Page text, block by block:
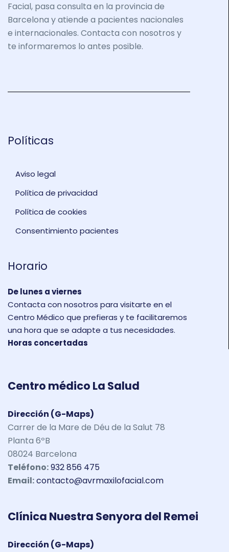
Facial, pasa consulta en la provincia de
Barcelona y atiende a pacientes nacionales
e internacionales. Contacta con nosotros y
te informaremos lo antes posible.
Políticas
Aviso legal
Política de privacidad
Política de cookies
Consentimiento pacientes
Horario
De lunes a viernes
Contacta con nosotros para visitarte en el
Centro Médico que prefieras y te facilitaremos
una hora que se adapte a tus necesidades.
Horas concertadas
Centro médico La Salud
Dirección (G-Maps)
Carrer de la Mare de Déu de la Salut 78
Planta 6ºB
08024 Barcelona
Teléfono:932 856 475
Email:contacto@avrmaxilofacial.com
Clínica Nuestra Senyora del Remei
Dirección (G-Maps)